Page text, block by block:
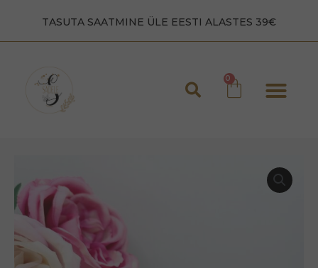
TASUTA SAATMINE ÜLE EESTI ALASTES 39€